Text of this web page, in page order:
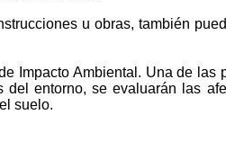
u obras, también
Impacto Ambiental. Una de las
entorno, se evaluarán las
suelo.